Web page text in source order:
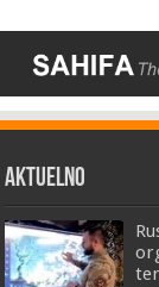
AKTUELNO